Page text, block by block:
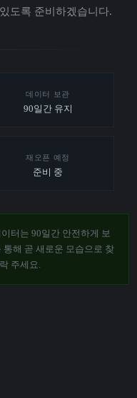
도록 준비하겠습니다.
데이터 보관
90일간 유지
재오픈 예정
준비 중
터는 90일간 안전하게 보
해 곧 새로운 모습으로 찾
주세요.